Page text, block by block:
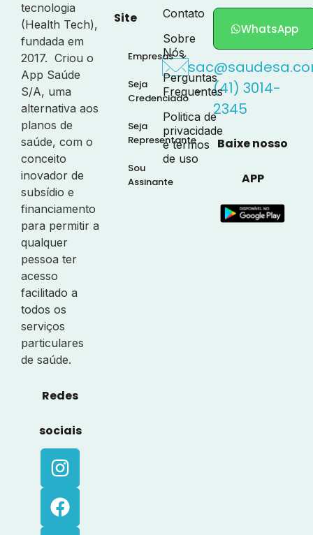
tecnologia
(Health Tech),
fundada em
2017. Criou o
App Saúde
S/A, uma
alternativa aos
planos de
saúde, com o
conceito
inovador de
subsídio e
financiamento
para permitir a
qualquer
pessoa ter
acesso
facilitado a
todos os
serviços
particulares
de saúde.
Redes
sociais
Site
Empresas
Seja
Credenciado
Seja
Representante
Sou
Assinante
Contato
Sobre
Nós
Perguntas
Frequentes
Politica de
privacidade
e termos
de uso
WhatsApp
(41) 3014-
2345
Baixe nosso
APP